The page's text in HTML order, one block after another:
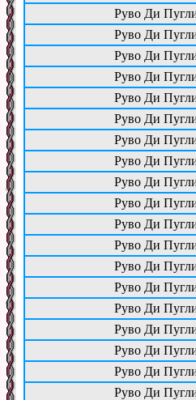
Руво Ди
Руво Ди
Руво Ди
Руво Ди
Руво Ди
Руво Ди
Руво Ди
Руво Ди
Руво Ди
Руво Ди
Руво Ди
Руво Ди
Руво Ди
Руво Ди
Руво Ди
Руво Ди
Руво Ди
Руво Ди
Руво Ди